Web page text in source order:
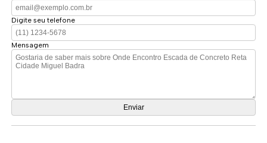
Digite seu telefone
Mensagem